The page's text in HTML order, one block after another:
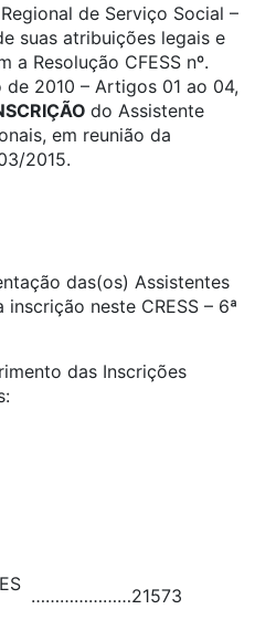
de Serviço Social –
suas atribuições legais e
a Resolução CFESS nº.
2010 – Artigos 01 ao 04,
do Assistente
em reunião da
2015.
das(os) Assistentes
neste CRESS – 6ª
das Inscrições
…………………21573